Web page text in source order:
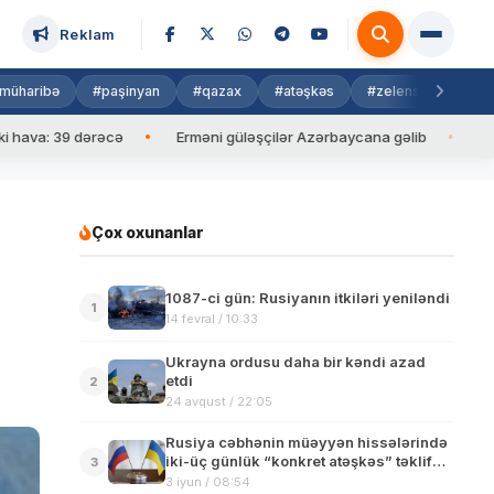
Reklam
#paşinyan #qazax #atəşkəs #zelenski
dərəcə Erməni güləşçilər Azərbaycana gəlib İlham
Çox oxunanlar
1
1087-ci gün: Rusiyanın itkiləri yeniləndi
14 fevral / 10:33
2
Ukrayna ordusu daha bir kəndi azad
etdi
24 avqust / 22:05
3
Rusiya cəbhənin müəyyən hissələrində
iki-üç günlük “konkret atəşkəs” təklif
edib
3 iyun / 08:54